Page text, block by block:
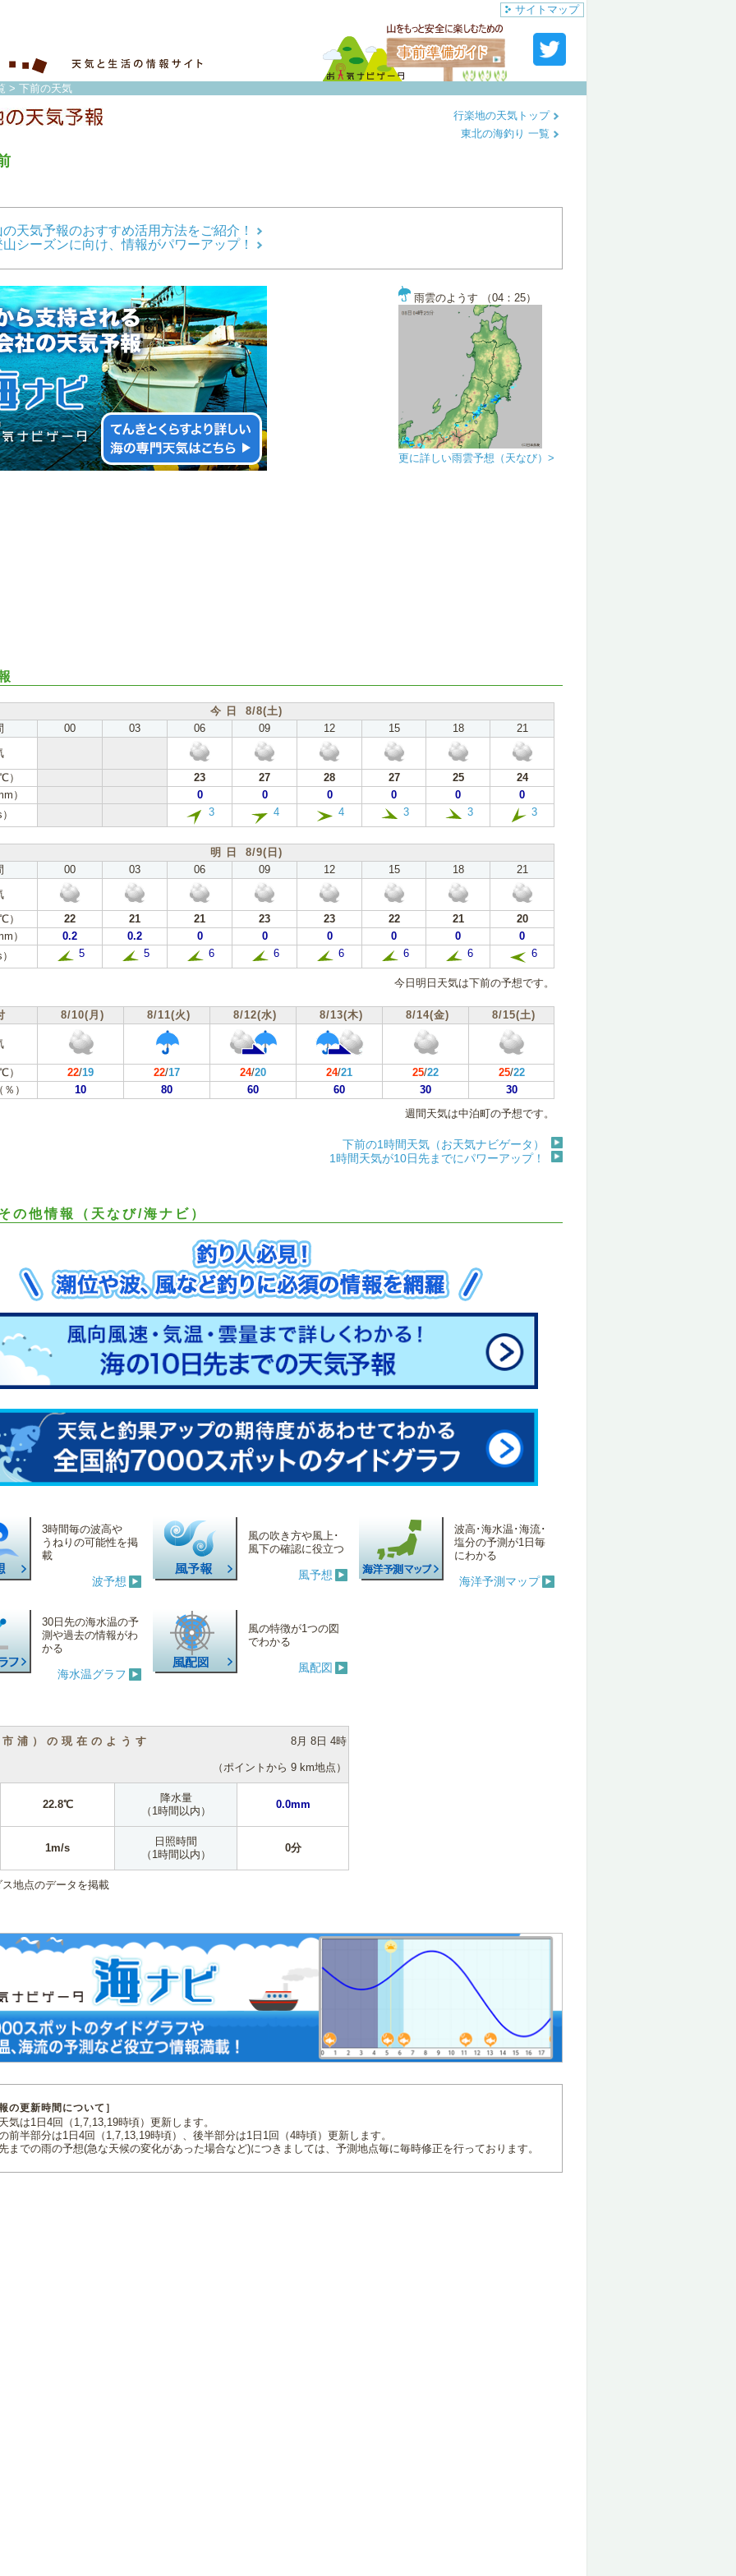
サイトマップ
> 下前の天気
行楽地の天気トップ
東北の海釣り 一覧
天気予報のおすすめ活用方法をご紹介！
シーズンに向け、情報がパワーアップ！
雨雲のようす （04：25）
更に詳しい雨雲予想（天なび）>
今 日 8/8(土)
00 03 06 09 12 15 18
21
23 27 28 27 25
24
）
0 0 0 0 0
0
3 4 4 3 3 3
明 日 8/9(日)
00 03 06 09 12 15 18
21
22 21 21 23 23 22 21
20
）
0.2 0.2 0 0 0 0 0
0
5 5 6 6 6 6 6 6
今日明日天気は下前の予想です。
8/10(月) 8/11(火) 8/12(水) 8/13(木) 8/14(金) 8/15(土)
22/19 22/17 24/20 24/21 25/22 25/22
）
10 80 60 60 30
30
週間天気は中泊町の予想です。
下前の1時間天気（お天気ナビゲータ）
1時間天気が10日先までにパワーアップ！
の他情報（天なび/海ナビ）
3時間毎の波高や
うねりの可能性を掲
載
波予想
風の吹き方や風上･
風下の確認に役立つ
風予想
波高･海水温･海流･
塩分の予測が1日毎
にわかる
海洋予測マップ
30日先の海水温の予
測や過去の情報がわ
かる
海水温グラフ
風の特徴が1つの図
でわかる
風配図
浦）の現在のようす 8月 8日 4時
（ポイントから 9 km地点）
22.8℃
降水量
（1時間以内）
0.0mm
1m/s
日照時間
（1時間以内）
0分
地点のデータを掲載
の更新時間について］
気は1日4回（1,7,13,19時頃）更新します。
前半部分は1日4回（1,7,13,19時頃）、後半部分は1日1回（4時頃）更新します。
までの雨の予想(急な天候の変化があった場合など)につきましては、予測地点毎に毎時修正を行っております。